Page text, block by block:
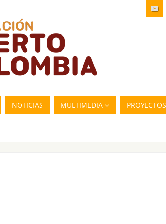
NOTICIAS MULTIMEDIA PROYECTOS